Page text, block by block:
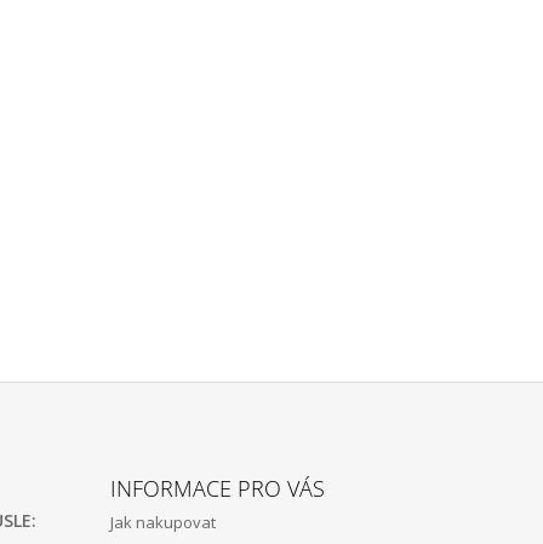
INFORMACE PRO VÁS
Jak nakupovat